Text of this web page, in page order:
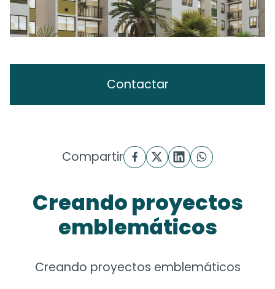
Contactar
Compartir
Creando proyectos
emblemáticos
Creando proyectos emblemáticos